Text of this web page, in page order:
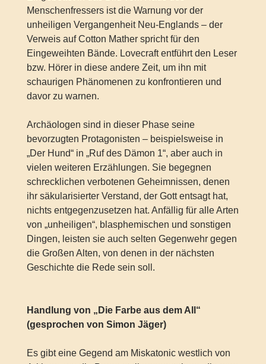
Menschenfressers ist die Warnung vor der
unheiligen Vergangenheit Neu-Englands – der
Verweis auf Cotton Mather spricht für den
Eingeweihten Bände. Lovecraft entführt den Leser
bzw. Hörer in diese andere Zeit, um ihn mit
schaurigen Phänomenen zu konfrontieren und
davor zu warnen.
Archäologen sind in dieser Phase seine
bevorzugten Protagonisten – beispielsweise in
„Der Hund“ in „Ruf des Dämon 1“, aber auch in
vielen weiteren Erzählungen. Sie begegnen
schrecklichen verbotenen Geheimnissen, denen
ihr säkularisierter Verstand, der Gott entsagt hat,
nichts entgegenzusetzen hat. Anfällig für alle Arten
von „unheiligen“, blasphemischen und sonstigen
Dingen, leisten sie auch selten Gegenwehr gegen
die Großen Alten, von denen in der nächsten
Geschichte die Rede sein soll.
Handlung von „Die Farbe aus dem All“
(gesprochen von Simon Jäger)
Es gibt eine Gegend am Miskatonic westlich von